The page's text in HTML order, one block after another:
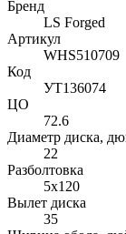
Бренд
LS Forged
Артикул
WHS510709
Код
УТ136074
ЦО
72.6
Диаметр диска,
22
Разболтовка
5x120
Вылет диска
35